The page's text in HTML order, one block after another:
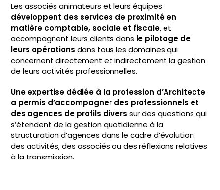
Les associés animateurs et leurs équipes
développent des services de proximité en
matière comptable, sociale et fiscale, et
accompagnent leurs clients dans le pilotage de
leurs opérations dans tous les domaines qui
concernent directement et indirectement la gestion
de leurs activités professionnelles.
Une expertise dédiée à la profession d’Architecte
a permis d’accompagner des professionnels et
des agences de profils divers sur des questions qui
s’étendent de la gestion quotidienne à la
structuration d’agences dans le cadre d’évolution
des activités, des associés ou des réflexions relatives
à la transmission.